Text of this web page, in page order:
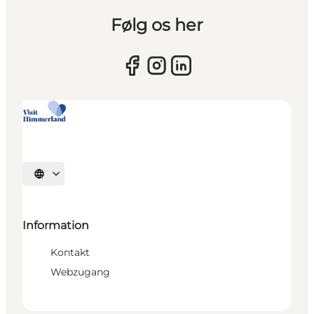
Følg os her
Sprache auswählen
Information
Kontakt
Webzugang